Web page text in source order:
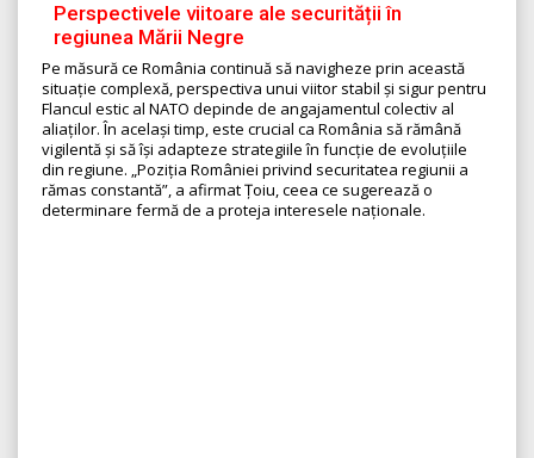
Perspectivele viitoare ale securității în
regiunea Mării Negre
Pe măsură ce România continuă să navigheze prin această
situație complexă, perspectiva unui viitor stabil și sigur pentru
Flancul estic al NATO depinde de angajamentul colectiv al
aliaților. În același timp, este crucial ca România să rămână
vigilentă și să își adapteze strategiile în funcție de evoluțiile
din regiune. „Poziția României privind securitatea regiunii a
rămas constantă”, a afirmat Țoiu, ceea ce sugerează o
determinare fermă de a proteja interesele naționale.